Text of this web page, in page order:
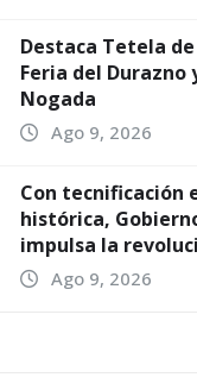
Destaca Tetela
Feria del Durazno
Nogada
Ago 9, 2026
Con tecnificación
histórica,
impulsa la
Ago 9, 2026